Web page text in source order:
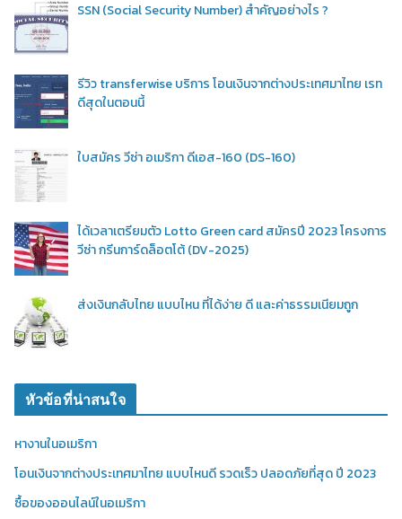
SSN (Social Security Number) สำคัญอย่างไร ?
รีวิว transferwise บริการ โอนเงินจากต่างประเทศมาไทย เรท
ดีสุดในตอนนี้
ใบสมัคร วีซ่า อเมริกา ดีเอส-160 (DS-160)
ได้เวลาเตรียมตัว Lotto Green card สมัครปี 2023 โครงการ
วีซ่า กรีนการ์ดล็อตโต้ (DV-2025)
ส่งเงินกลับไทย แบบไหน ที่ได้ง่าย ดี และค่าธรรมเนียมถูก
หัวข้อที่น่าสนใจ
หางานในอเมริกา
โอนเงินจากต่างประเทศมาไทย แบบไหนดี รวดเร็ว ปลอดภัยที่สุด ปี 2023
ซื้อของออนไลน์ในอเมริกา